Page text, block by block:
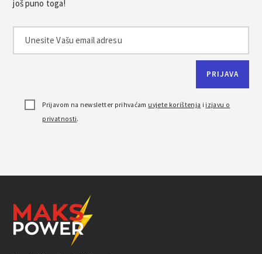
još puno toga!
Prijavom na newsletter prihvaćam uvjete korištenja i izjavu o
privatnosti.